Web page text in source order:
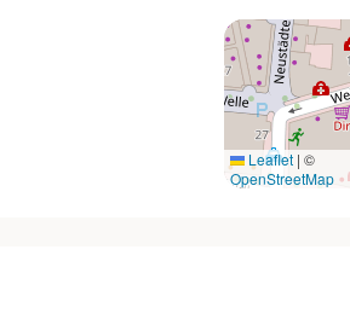
Leaflet | ©
OpenStreetMap